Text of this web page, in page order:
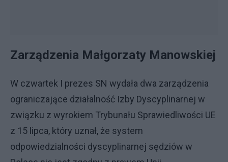
Zarządzenia Małgorzaty Manowskiej
W czwartek I prezes SN wydała dwa zarządzenia
ograniczające działalność Izby Dyscyplinarnej w
związku z wyrokiem Trybunału Sprawiedliwości UE
z 15 lipca, który uznał, że system
odpowiedzialności dyscyplinarnej sędziów w